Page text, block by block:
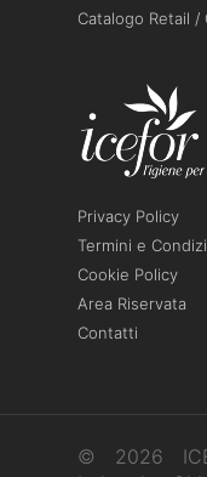
Catalogo Retail /
Privacy Policy
Termini e
Cookie Policy
Area Riservata
Contatti
© 2026